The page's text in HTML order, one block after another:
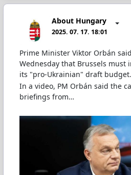
About Hungary
2025. 07. 17. 18:01
Prime Minister Viktor Orbán
Wednesday that Brussels must
its "pro-Ukrainian" draft budget.
In a video, PM Orbán said the
briefings from…